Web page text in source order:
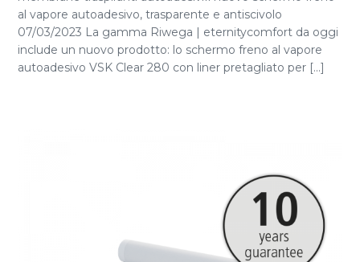
al vapore autoadesivo, trasparente e antiscivolo
07/03/2023 La gamma Riwega | eternitycomfort da oggi
include un nuovo prodotto: lo schermo freno al vapore
autoadesivo VSK Clear 280 con liner pretagliato per [...]